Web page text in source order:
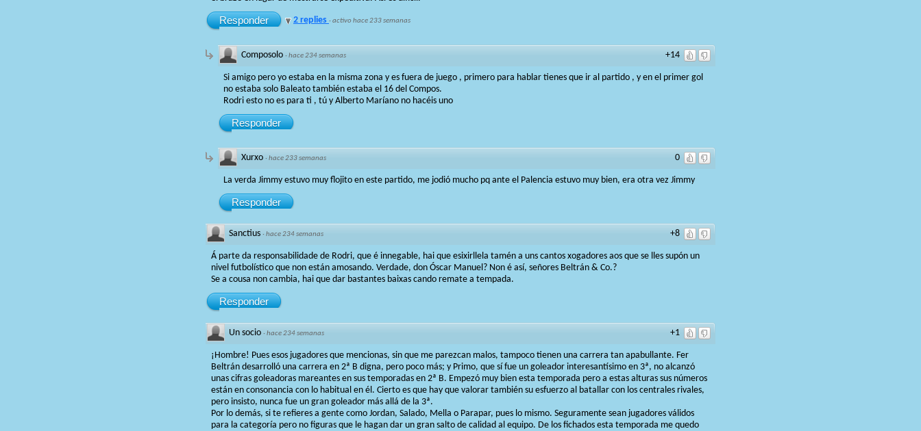
Responder 2 replies ·activo hace 233 semanas
+14
Composolo ·hace 234 semanas
Si amigo pero yo estaba en la misma zona y es fuera de juego , primero para hablar tienes que ir al partido , y en el primer gol
no estaba solo Baleato también estaba el 16 del Compos.
Rodri esto no es para ti , tú y Alberto Maríano no hacéis uno
Responder
0
Xurxo ·hace 233 semanas
La verda Jimmy estuvo muy flojito en este partido, me jodió mucho pq ante el Palencia estuvo muy bien, era otra vez Jimmy
Responder
+8
Sanctius ·hace 234 semanas
Á parte da responsabilidade de Rodri, que é innegable, hai que esixirllela tamén a uns cantos xogadores aos que se lles supón un
nivel futbolístico que non están amosando. Verdade, don Óscar Manuel? Non é así, señores Beltrán & Co.?
Se a cousa non cambia, hai que dar bastantes baixas cando remate a tempada.
Responder
+1
Un socio ·hace 234 semanas
¡Hombre! Pues esos jugadores que mencionas, sin que me parezcan malos, tampoco tienen una carrera tan apabullante. Fer
Beltrán desarrolló una carrera en 2ª B digna, pero poco más; y Primo, que sí fue un goleador interesantísimo en 3ª, no alcanzó
unas cifras goleadoras mareantes en sus temporadas en 2ª B. Empezó muy bien esta temporada pero a estas alturas sus números
están en consonancia con lo habitual en él. Cierto es que hay que valorar también su esfuerzo al batallar con los centrales rivales,
pero insisto, nunca fue un gran goleador más allá de la 3ª.
Por lo demás, si te refieres a gente como Jordan, Salado, Mella o Parapar, pues lo mismo. Seguramente sean jugadores válidos
para la categoría pero no figuras que le hagan dar un gran salto de calidad al equipo. De los fichados esta temporada me quedo